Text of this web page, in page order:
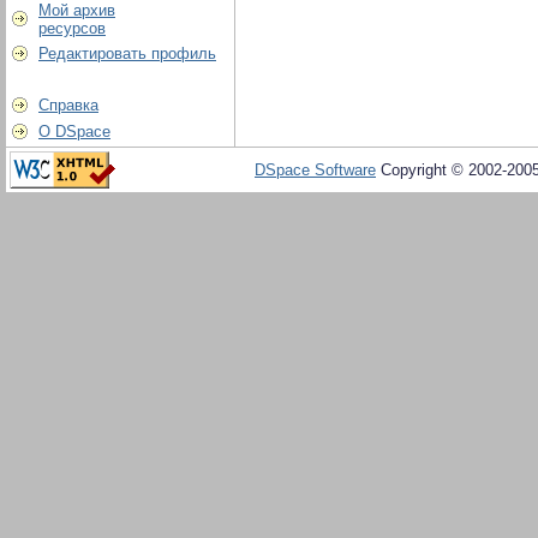
Мой архив
ресурсов
Редактировать профиль
Справка
О DSpace
DSpace Software Copyright © 2002-